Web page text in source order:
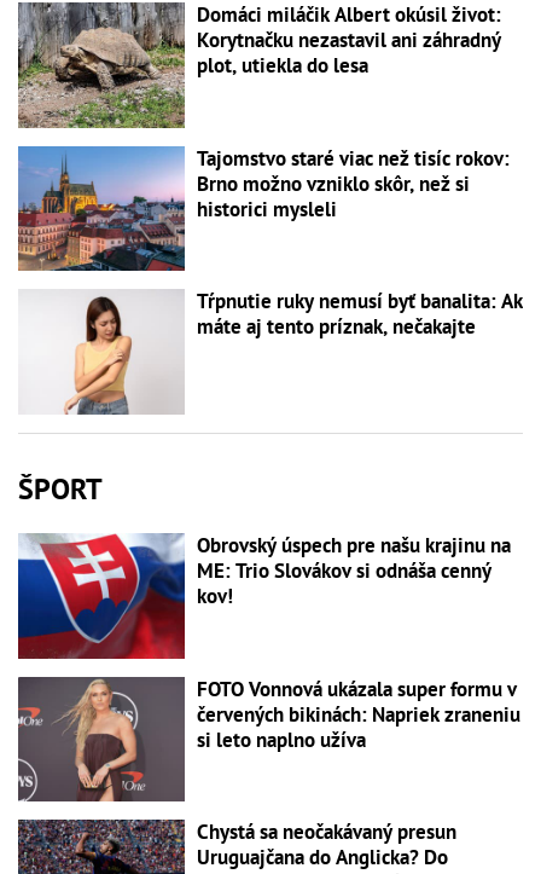
Domáci miláčik Albert okúsil život:
Korytnačku nezastavil ani záhradný
plot, utiekla do lesa
Tajomstvo staré viac než tisíc rokov:
Brno možno vzniklo skôr, než si
historici mysleli
Tŕpnutie ruky nemusí byť banalita: Ak
máte aj tento príznak, nečakajte
ŠPORT
Obrovský úspech pre našu krajinu na
ME: Trio Slovákov si odnáša cenný
kov!
FOTO Vonnová ukázala super formu v
červených bikinách: Napriek zraneniu
si leto naplno užíva
Chystá sa neočakávaný presun
Uruguajčana do Anglicka? Do